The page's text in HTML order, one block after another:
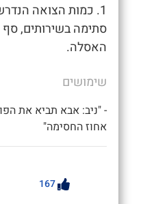
1. כמות הצואה
סתימה בשירותים,
האסלה.
שימושים
- "ניב: אבא תביא את
אחוז החסימה"
167